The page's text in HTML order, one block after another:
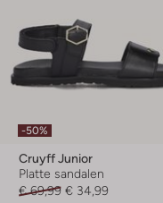
-50%
Cruyff Junior
Platte sandalen
€ 69,99 € 34,99